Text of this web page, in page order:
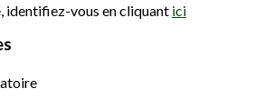
identifiez-vous en cliquant ici